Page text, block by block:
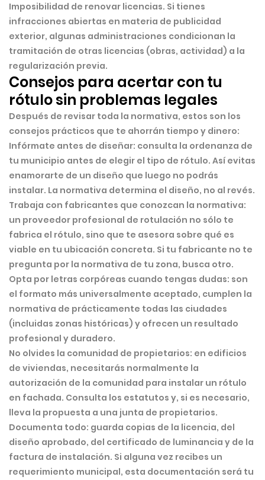
Imposibilidad de renovar licencias. Si tienes
infracciones abiertas en materia de publicidad
exterior, algunas administraciones condicionan la
tramitación de otras licencias (obras, actividad) a la
regularización previa.
Consejos para acertar con tu
rótulo sin problemas legales
Después de revisar toda la normativa, estos son los
consejos prácticos que te ahorrán tiempo y dinero:
Infórmate antes de diseñar: consulta la ordenanza de
tu municipio antes de elegir el tipo de rótulo. Así evitas
enamorarte de un diseño que luego no podrás
instalar. La normativa determina el diseño, no al revés.
Trabaja con fabricantes que conozcan la normativa:
un proveedor profesional de rotulación no sólo te
fabrica el rótulo, sino que te asesora sobre qué es
viable en tu ubicación concreta. Si tu fabricante no te
pregunta por la normativa de tu zona, busca otro.
Opta por letras corpóreas cuando tengas dudas: son
el formato más universalmente aceptado, cumplen la
normativa de prácticamente todas las ciudades
(incluidas zonas históricas) y ofrecen un resultado
profesional y duradero.
No olvides la comunidad de propietarios: en edificios
de viviendas, necesitarás normalmente la
autorización de la comunidad para instalar un rótulo
en fachada. Consulta los estatutos y, si es necesario,
lleva la propuesta a una junta de propietarios.
Documenta todo: guarda copias de la licencia, del
diseño aprobado, del certificado de luminancia y de la
factura de instalación. Si alguna vez recibes un
requerimiento municipal, esta documentación será tu